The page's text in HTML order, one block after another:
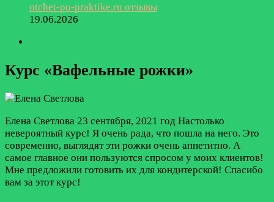
otchet-po-praktike.ru отзывы
19.06.2026
Курс «Вафельные рожки»
Елена Светлова 23 сентября, 2021 год Настолько
невероятный курс! Я очень рада, что пошла на него. Это
современно, выглядят эти рожки очень аппетитно. А
самое главное они пользуются спросом у моих клиентов!
Мне предложили готовить их для кондитерской! Спасибо
вам за этот курс!